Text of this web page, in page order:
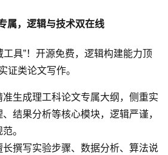
属，逻辑与技术双在线
具”！开源免费，逻辑构建能力顶
证类论文写作。
准生成理工科论文专属大纲，侧重实
结果分析等核心模块，逻辑严谨，
。
长撰写实验步骤、数据分析、算法说